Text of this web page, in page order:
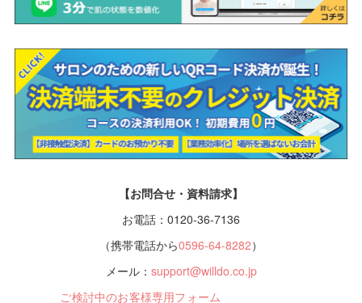
【お問合せ・資料請求】
お電話：0120-36-7136
（携帯電話から0596-64-8282）
メール： support@willdo.co.jp
ご検討中のお客様専用フォーム